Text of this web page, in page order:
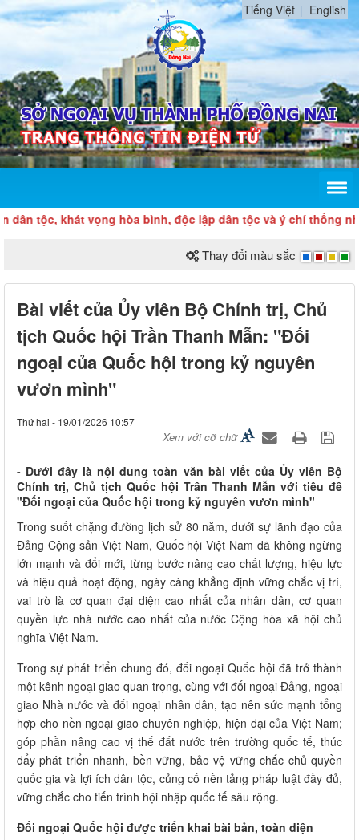
Tiếng Việt English
khát vọng hòa bình, độc lập dân tộc và ý chí thống nhất đất
Thay đổi màu sắc
Bài viết của Ủy viên Bộ Chính trị, Chủ
tịch Quốc hội Trần Thanh Mẫn: "Đối
ngoại của Quốc hội trong kỷ nguyên
vươn mình"
Thứ hai - 19/01/2026 10:57
Xem với cỡ chữ
- Dưới đây là nội dung toàn văn bài viết của Ủy viên Bộ
Chính trị, Chủ tịch Quốc hội Trần Thanh Mẫn với tiêu đề
"Đối ngoại của Quốc hội trong kỷ nguyên vươn mình"
Trong suốt chặng đường lịch sử 80 năm, dưới sự lãnh đạo của
Đảng Cộng sản Việt Nam, Quốc hội Việt Nam đã không ngừng
lớn mạnh và đổi mới, từng bước nâng cao chất lượng, hiệu lực
và hiệu quả hoạt động, ngày càng khẳng định vững chắc vị trí,
vai trò là cơ quan đại diện cao nhất của nhân dân, cơ quan
quyền lực nhà nước cao nhất của nước Cộng hòa xã hội chủ
nghĩa Việt Nam.
Trong sự phát triển chung đó, đối ngoại Quốc hội đã trở thành
một kênh ngoại giao quan trọng, cùng với đối ngoại Đảng, ngoại
giao Nhà nước và đối ngoại nhân dân, tạo nên sức mạnh tổng
hợp cho nền ngoại giao chuyên nghiệp, hiện đại của Việt Nam;
góp phần nâng cao vị thế đất nước trên trường quốc tế, thúc
đẩy phát triển nhanh, bền vững, bảo vệ vững chắc chủ quyền
quốc gia và lợi ích dân tộc, củng cố nền tảng pháp luật đầy đủ,
vững chắc cho tiến trình hội nhập quốc tế sâu rộng.
Đối ngoại Quốc hội được triển khai bài bản, toàn diện